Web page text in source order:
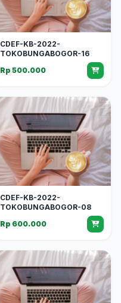
CDEF-KB-2022-
TOKOBUNGABOGOR-16
Rp 500.000
CDEF-KB-2022-
TOKOBUNGABOGOR-08
Rp 600.000